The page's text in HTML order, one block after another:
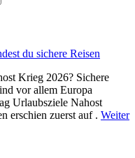
du sichere Reisen
Krieg 2026? Sichere
vor allem Europa
Urlaubsziele Nahost
erschien zuerst auf . Weiter